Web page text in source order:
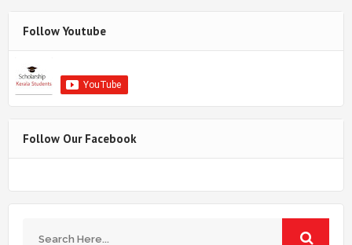
Follow Youtube
Follow Our Facebook